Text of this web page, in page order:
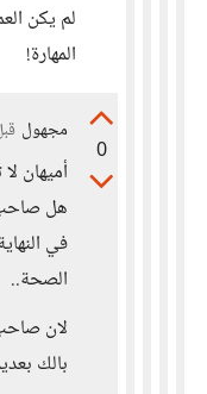
لم يكن
المهارة!
0
مجهول قبل 5
أميهان
هل صاحب
في
الصحة..
لان
بالك